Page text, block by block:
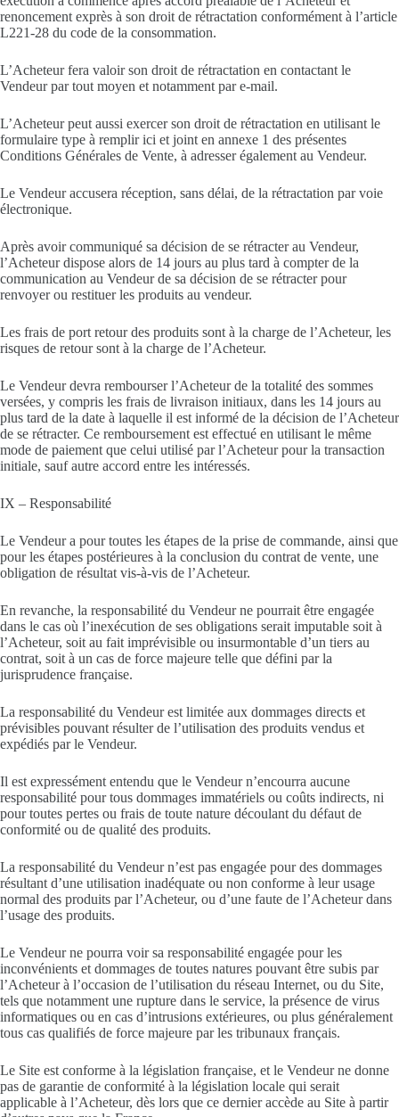
renoncement exprès à son droit de rétractation conformément à l’article
L221-28 du code de la consommation.
L’Acheteur fera valoir son droit de rétractation en contactant le
Vendeur par tout moyen et notamment par e-mail.
L’Acheteur peut aussi exercer son droit de rétractation en utilisant le
formulaire type à remplir ici et joint en annexe 1 des présentes
Conditions Générales de Vente, à adresser également au Vendeur.
Le Vendeur accusera réception, sans délai, de la rétractation par voie
électronique.
Après avoir communiqué sa décision de se rétracter au Vendeur,
l’Acheteur dispose alors de 14 jours au plus tard à compter de la
communication au Vendeur de sa décision de se rétracter pour
renvoyer ou restituer les produits au vendeur.
Les frais de port retour des produits sont à la charge de l’Acheteur, les
risques de retour sont à la charge de l’Acheteur.
Le Vendeur devra rembourser l’Acheteur de la totalité des sommes
versées, y compris les frais de livraison initiaux, dans les 14 jours au
plus tard de la date à laquelle il est informé de la décision de l’Acheteur
de se rétracter. Ce remboursement est effectué en utilisant le même
mode de paiement que celui utilisé par l’Acheteur pour la transaction
initiale, sauf autre accord entre les intéressés.
IX – Responsabilité
Le Vendeur a pour toutes les étapes de la prise de commande, ainsi que
pour les étapes postérieures à la conclusion du contrat de vente, une
obligation de résultat vis-à-vis de l’Acheteur.
En revanche, la responsabilité du Vendeur ne pourrait être engagée
dans le cas où l’inexécution de ses obligations serait imputable soit à
l’Acheteur, soit au fait imprévisible ou insurmontable d’un tiers au
contrat, soit à un cas de force majeure telle que défini par la
jurisprudence française.
La responsabilité du Vendeur est limitée aux dommages directs et
prévisibles pouvant résulter de l’utilisation des produits vendus et
expédiés par le Vendeur.
Il est expressément entendu que le Vendeur n’encourra aucune
responsabilité pour tous dommages immatériels ou coûts indirects, ni
pour toutes pertes ou frais de toute nature découlant du défaut de
conformité ou de qualité des produits.
La responsabilité du Vendeur n’est pas engagée pour des dommages
résultant d’une utilisation inadéquate ou non conforme à leur usage
normal des produits par l’Acheteur, ou d’une faute de l’Acheteur dans
l’usage des produits.
Le Vendeur ne pourra voir sa responsabilité engagée pour les
inconvénients et dommages de toutes natures pouvant être subis par
l’Acheteur à l’occasion de l’utilisation du réseau Internet, ou du Site,
tels que notamment une rupture dans le service, la présence de virus
informatiques ou en cas d’intrusions extérieures, ou plus généralement
tous cas qualifiés de force majeure par les tribunaux français.
Le Site est conforme à la législation française, et le Vendeur ne donne
pas de garantie de conformité à la législation locale qui serait
applicable à l’Acheteur, dès lors que ce dernier accède au Site à partir